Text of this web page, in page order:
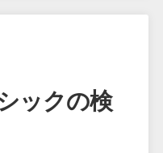
ックの検